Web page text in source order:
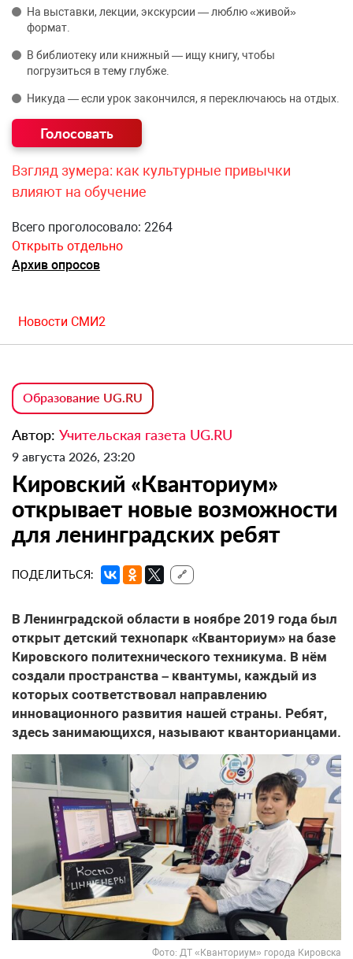
На выставки, лекции, экскурсии — люблю «живой»
формат.
В библиотеку или книжный — ищу книгу, чтобы
погрузиться в тему глубже.
Никуда — если урок закончился, я переключаюсь на отдых.
Взгляд зумера: как культурные привычки
влияют на обучение
Всего проголосовало: 2264
Открыть отдельно
Архив опросов
Новости СМИ2
Образование UG.RU
Автор: Учительская газета UG.RU
9 августа 2026, 23:20
Кировский «Кванториум»
открывает новые возможности
для ленинградских ребят
ПОДЕЛИТЬСЯ: 🔗
В Ленинградской области в ноябре 2019 года был
открыт детский технопарк «Кванториум» на базе
Кировского политехнического техникума. В нём
создали пространства – квантумы, каждый из
которых соответствовал направлению
инновационного развития нашей страны. Ребят,
здесь занимающихся, называют кванторианцами.
Фото: ДТ «Кванториум» города Кировска